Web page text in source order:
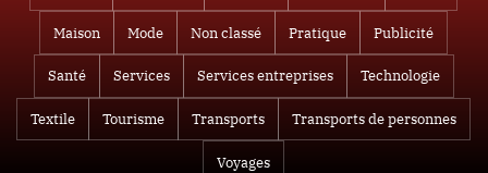
Maison Mode Non classé Pratique Publicité
Santé Services Services entreprises Technologie
Textile Tourisme Transports Transports de personnes
Voyages